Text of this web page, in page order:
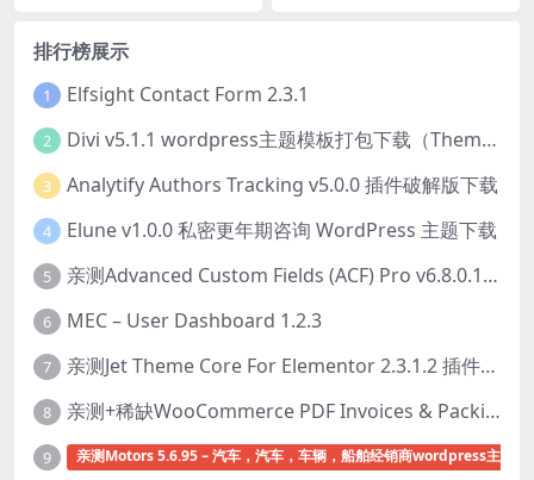
排行榜展示
1 Elfsight Contact Form 2.3.1
2 Divi v5.1.1 wordpress主题模板打包下载（Theme + Builder+ Extra Theme + Templates + Layouts + PSD）
3 Analytify Authors Tracking v5.0.0 插件破解版下载
4 Elune v1.0.0 私密更年期咨询 WordPress 主题下载
5 亲测Advanced Custom Fields (ACF) Pro v6.8.0.1 + Advanced Custom Fields: Extended PRO v0.9.2.3 | 网站开发自定义字段插件下载
6 MEC – User Dashboard 1.2.3
7 亲测Jet Theme Core For Elementor 2.3.1.2 插件下载
8 亲测+稀缺WooCommerce PDF Invoices & Packing Slips Professional v2.20.0 + Templates v2.25.1 [by WpOverNight] WooCommerce PDF 发票和装箱单插件下载
9 亲测Motors 5.6.95 – 汽车，汽车，车辆，船舶经销商wordpress主题下